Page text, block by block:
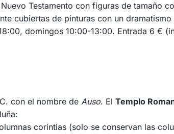
Testamento con figuras de tamaño
cubiertas de pinturas con un dramatismo
domingos 10:00-13:00. Entrada 6 €
con el nombre de Auso. El Templo
corintias (solo se conservan las